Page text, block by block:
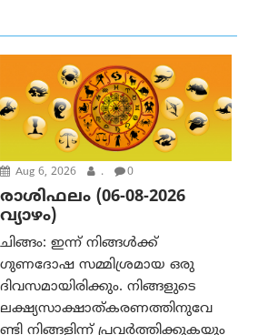
Aug 6, 2026 . 0
രാശിഫലം (06-08-2026
വ്യാഴം)
ചിങ്ങം: ഇന്ന് നിങ്ങൾക്ക്
ഗുണദോഷ സമ്മിശ്രമായ ഒരു
ദിവസമായിരിക്കും. നിങ്ങളുടെ
ലക്ഷ്യസാക്ഷാത്കരണത്തിനുവേ
ണ്ടി നിങ്ങളിന്ന് പ്രവർത്തിക്കുകയും